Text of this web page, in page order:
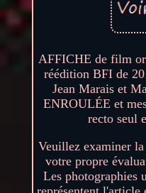
AFFICHE de film
réédition BFI de
Jean Marais et
ENROULÉE et
recto seul
Veuillez examiner
votre propre
Les photographies